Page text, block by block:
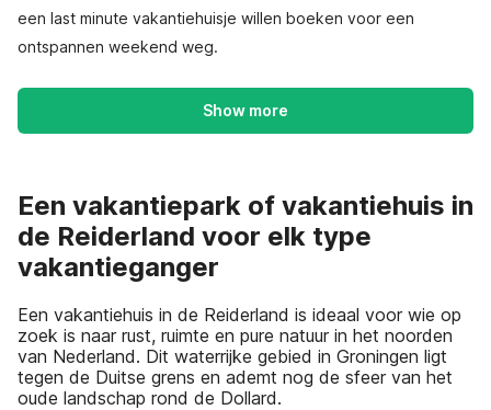
een last minute vakantiehuisje willen boeken voor een
ontspannen weekend weg.
Show more
Een vakantiepark of vakantiehuis in
de Reiderland voor elk type
vakantieganger
Een vakantiehuis in de Reiderland is ideaal voor wie op
zoek is naar rust, ruimte en pure natuur in het noorden
van Nederland. Dit waterrijke gebied in Groningen ligt
tegen de Duitse grens en ademt nog de sfeer van het
oude landschap rond de Dollard.